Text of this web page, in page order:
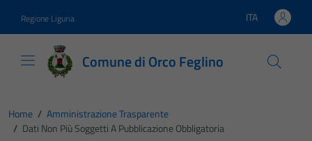
Regione Liguria Lingua attiva:
ITA
Comune di Orco Feglino
Home / Amministrazione Trasparente
/ Dati Non Più Soggetti A Pubblicazione Obbligatoria